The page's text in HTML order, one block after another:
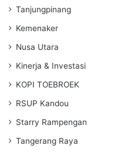
Tanjungpinang
Kemenaker
Nusa Utara
Kinerja & Investasi
KOPI TOEBROEK
RSUP Kandou
Starry Rampengan
Tangerang Raya